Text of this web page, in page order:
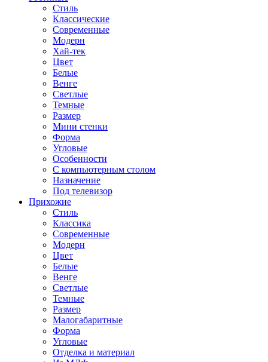
Стиль
Классические
Современные
Модерн
Хай-тек
Цвет
Белые
Венге
Светлые
Темные
Размер
Мини стенки
Форма
Угловые
Особенности
С компьютерным столом
Назначение
Под телевизор
Прихожие
Стиль
Классика
Современные
Модерн
Цвет
Белые
Венге
Светлые
Темные
Размер
Малогабаритные
Форма
Угловые
Отделка и материал